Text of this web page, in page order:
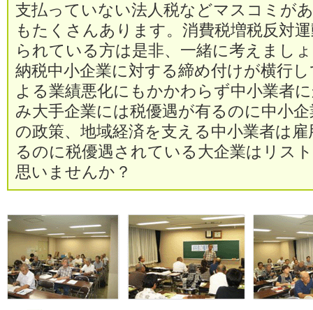
支払っていない法人税などマスコミが
もたくさんあります。消費税増税反対
られている方は是非、一緒に考えまし
納税中小企業に対する締め付けが横行
よる業績悪化にもかかわらず中小業者
み大手企業には税優遇が有るのに中小
の政策、地域経済を支える中小業者は
るのに税優遇されている大企業はリス
思いませんか？